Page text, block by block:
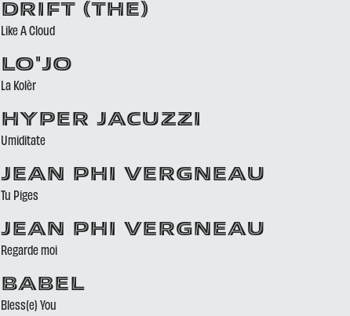
DRIFT (THE)
Like A Cloud
LO'JO
La Kolèr
HYPER JACUZZI
Umiditate
JEAN PHI VERGNEAU
Tu Piges
JEAN PHI VERGNEAU
Regarde moi
BABEL
Bless(e) You